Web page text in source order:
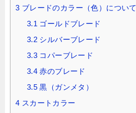
3 ブレードのカラー（色）について
3.1 ゴールドブレード
3.2 シルバーブレード
3.3 コパーブレード
3.4 赤のブレード
3.5 黒（ガンメタ）
4 スカートカラー